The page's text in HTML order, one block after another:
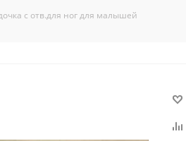
с отв.для ног для малышей